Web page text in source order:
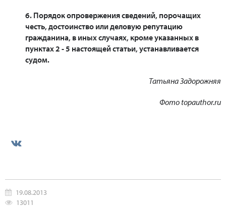
6. Порядок опровержения сведений, порочащих
честь, достоинство или деловую репутацию
гражданина, в иных случаях, кроме указанных в
пунктах 2 - 5 настоящей статьи, устанавливается
судом.
Татьяна Задорожняя
Фото topauthor.ru
19.08.2013
13011